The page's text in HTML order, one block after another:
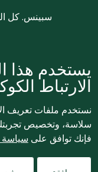
© 2020-2026
يستخدم هذا
الارتباط
نستخدم ملفات تعريف
سلاسة، وتخصيص
فإنك توافق على سياسة